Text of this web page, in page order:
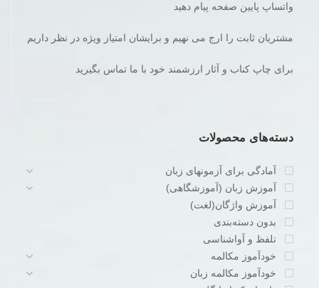
واتساپ پایین صفحه پیام دهید
مشتریان ثابت را ارج می نهیم و برایشان امتیاز ویژه در نظر داریم
برای چاپ کناب و آثار ارزشمند خود با ما تماس بگیرید
دسته‌های محصولات
آمادگی برای آزمونهای زبان
آموزش زبان (آموزشگاهی)
آموزش واژگان(لغت)
بدون دسته‌بندی
تلفظ و آواشناسی
خودآموز مکالمه
خودآموز مکالمه زبان